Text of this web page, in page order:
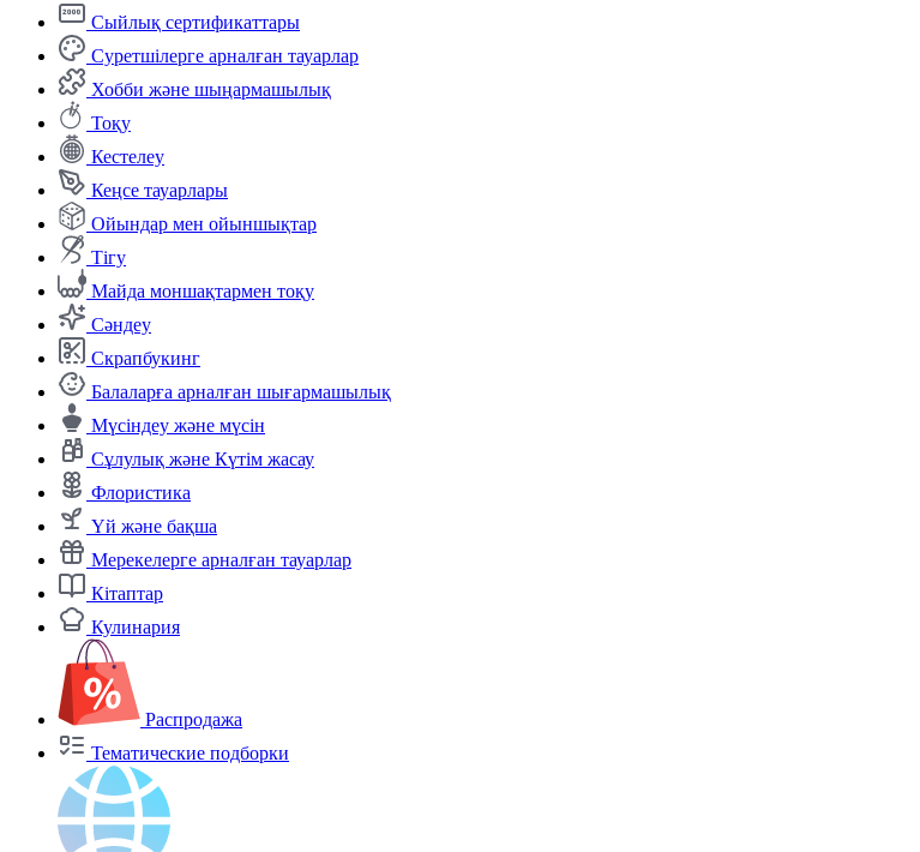
Сыйлық сертификаттары
Суретшілерге арналған тауарлар
Хобби және шыңармашылық
Тоқу
Кестелеу
Кеңсе тауарлары
Ойындар мен ойыншықтар
Тігу
Майда моншақтармен тоқу
Сәндеу
Скрапбукинг
Балаларға арналған шығармашылық
Мүсіндеу және мүсін
Сұлулық және Күтім жасау
Флористика
Үй және бақша
Мерекелерге арналған тауарлар
Кітаптар
Кулинария
Распродажа
Тематические подборки